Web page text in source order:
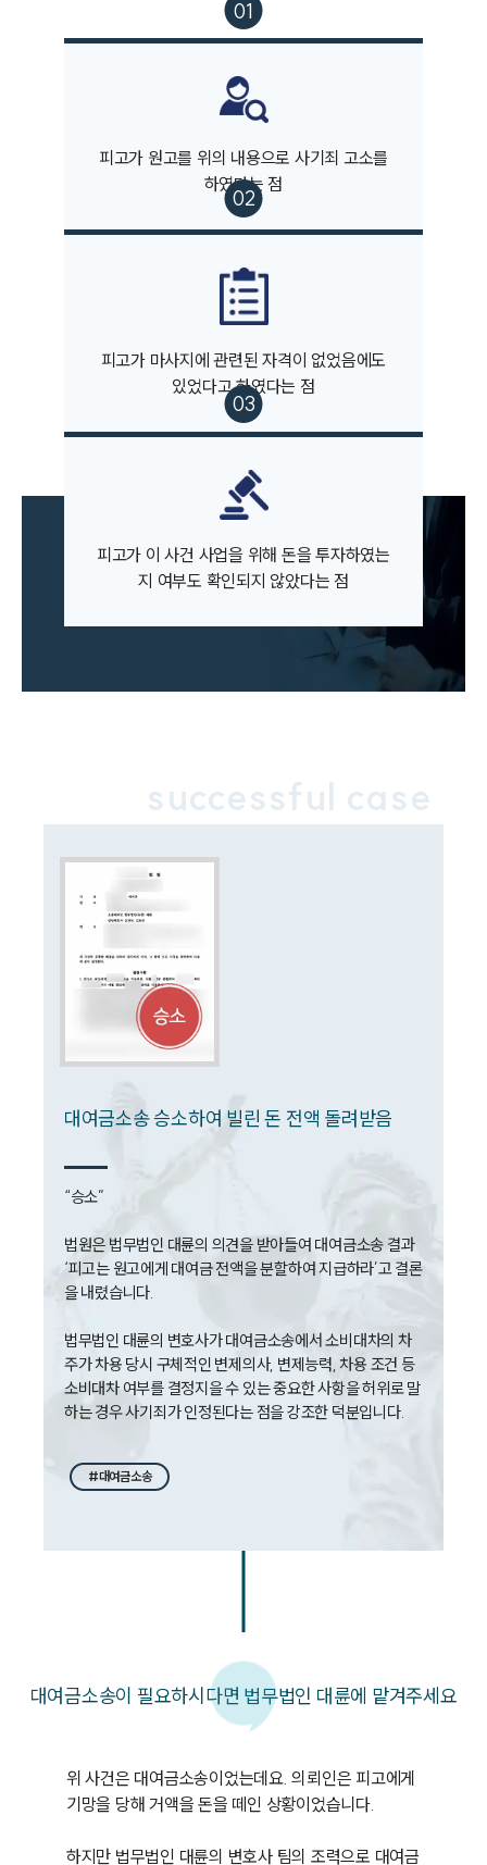
그룹소개
대륜의 강점
글로벌 파트너 로펌
고객의 소리
통합검색
AI대륜
업무사례
사례분석/최신동향
법률정보
고객후기
업무분야
구성원 소개
손해배상 · 민사전문변호사
소식/자료
법률 블로그
법률서식
세미나
피고가 원고를 위의 내용으로 사기죄 고소를
하였다는 점
피고가 마사지에 관련된 자격이 없었음에도
있었다고 하였다는 점
피고가 이 사건 사업을 위해 돈을 투자하였는
지 여부도 확인되지 않았다는 점
successful case
대여금소송 승소하여 빌린 돈 전액 돌려받음
“승소”
법원은 법무법인 대륜의 의견을 받아들여 대여금소송 결과
‘피고는 원고에게 대여금 전액을 분할하여 지급하라’고 결론
을 내렸습니다.
법무법인 대륜의 변호사가 대여금소송에서 소비대차의 차
주가 차용 당시 구체적인 변제의사, 변제능력, 차용 조건 등
소비대차 여부를 결정지을 수 있는 중요한 사항을 허위로 말
하는 경우 사기죄가 인정된다는 점을 강조한 덕분입니다.
#대여금소송
대여금소송이 필요하시다면 법무법인 대륜에 맡겨주세요
위 사건은 대여금소송이었는데요. 의뢰인은 피고에게
기망을 당해 거액을 돈을 떼인 상황이었습니다.
하지만 법무법인 대륜의 변호사 팀의 조력으로 대여금